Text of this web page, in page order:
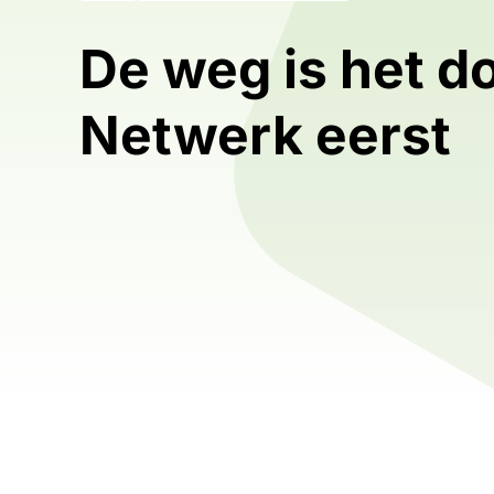
De weg is het
Netwerk eerst